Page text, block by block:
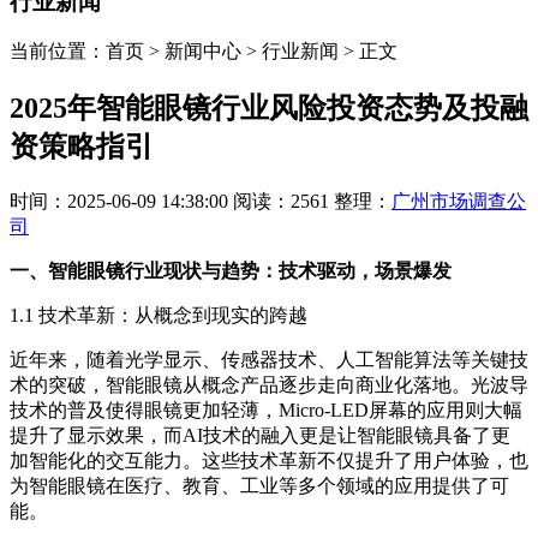
当前位置：首页 > 新闻中心 > 行业新闻 > 正文
2025年智能眼镜行业风险投资态势及投融
资策略指引
时间：2025-06-09 14:38:00 阅读：2561 整理： 广州市场调查公
司
一、智能眼镜行业现状与趋势：技术驱动，场景爆发
1.1 技术革新：从概念到现实的跨越
近年来，随着光学显示、传感器技术、人工智能算法等关键技
术的突破，智能眼镜从概念产品逐步走向商业化落地。光波导
技术的普及使得眼镜更加轻薄，Micro-LED屏幕的应用则大幅
提升了显示效果，而AI技术的融入更是让智能眼镜具备了更
加智能化的交互能力。这些技术革新不仅提升了用户体验，也
为智能眼镜在医疗、教育、工业等多个领域的应用提供了可
能。